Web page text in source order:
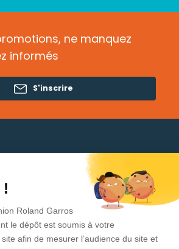
!
Roland Garros
le dépôt est soumis à votre
afin de mesurer l’audience du site et
ne manquez
informés
S'inscrire
des données